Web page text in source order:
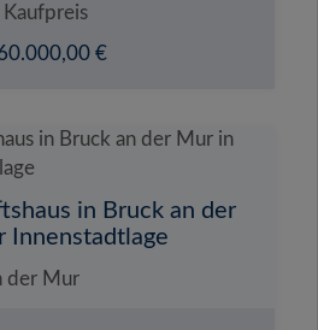
Kaufpreis
€
in Bruck an der
Innenstadtlage
der Mur